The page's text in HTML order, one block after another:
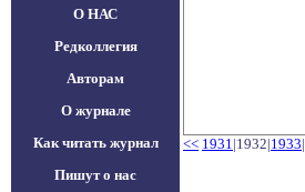
О НАС
Редколлегия
Авторам
О журнале
Как читать журнал
Пишут о нас
<< 1931|1932|1933|